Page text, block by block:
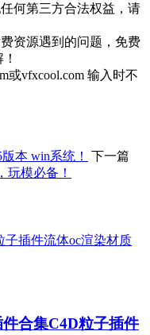
何第三方合法权益，请
资源遇到的问题，免费
或vfxcool.com 输入时不
本 win系统！
下一篇
玩模必备！
合集C4D粒子插件